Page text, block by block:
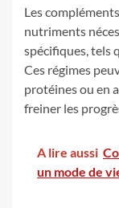
Les
nutriments
spécifiques, tels
Ces régimes
protéines ou en
freiner les
A lire aussi
un mode de